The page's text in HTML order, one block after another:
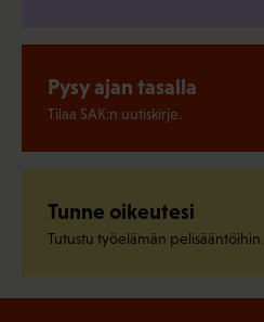
Pysy ajan tasalla
Tilaa SAK:n uutiskirje.
Tunne oikeutesi
Tutustu työelämän pelisääntöihin.